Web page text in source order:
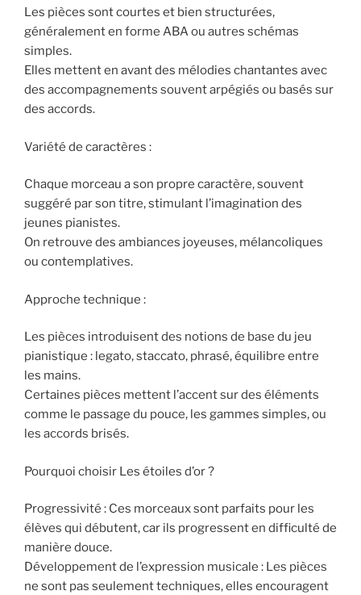
Les pièces sont courtes et bien structurées,
généralement en forme ABA ou autres schémas
simples.
Elles mettent en avant des mélodies chantantes avec
des accompagnements souvent arpégiés ou basés sur
des accords.
Variété de caractères :
Chaque morceau a son propre caractère, souvent
suggéré par son titre, stimulant l’imagination des
jeunes pianistes.
On retrouve des ambiances joyeuses, mélancoliques
ou contemplatives.
Approche technique :
Les pièces introduisent des notions de base du jeu
pianistique : legato, staccato, phrasé, équilibre entre
les mains.
Certaines pièces mettent l’accent sur des éléments
comme le passage du pouce, les gammes simples, ou
les accords brisés.
Pourquoi choisir Les étoiles d’or ?
Progressivité : Ces morceaux sont parfaits pour les
élèves qui débutent, car ils progressent en difficulté de
manière douce.
Développement de l’expression musicale : Les pièces
ne sont pas seulement techniques, elles encouragent